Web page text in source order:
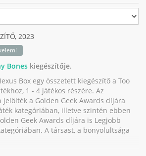
2023
Bones kiegészítője.
Box egy összetett kiegészítő a Too
1 - 4 játékos részére. Az
a Golden Geek Awards díjára
kategóriában, illetve szintén ebben
Geek Awards díjára is Legjobb
A társast, a bonyolultsága